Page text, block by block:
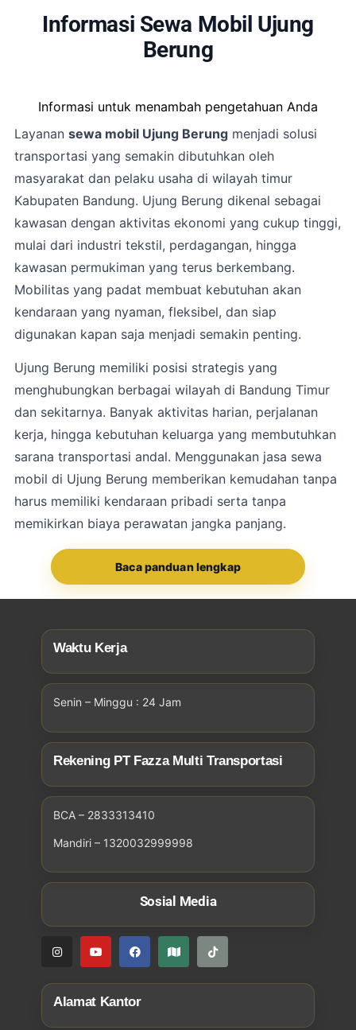
Informasi Sewa Mobil Ujung
Berung
Informasi untuk menambah pengetahuan Anda
Layanan sewa mobil Ujung Berung menjadi solusi
transportasi yang semakin dibutuhkan oleh
masyarakat dan pelaku usaha di wilayah timur
Kabupaten Bandung. Ujung Berung dikenal sebagai
kawasan dengan aktivitas ekonomi yang cukup tinggi,
mulai dari industri tekstil, perdagangan, hingga
kawasan permukiman yang terus berkembang.
Mobilitas yang padat membuat kebutuhan akan
kendaraan yang nyaman, fleksibel, dan siap
digunakan kapan saja menjadi semakin penting.
Ujung Berung memiliki posisi strategis yang
menghubungkan berbagai wilayah di Bandung Timur
dan sekitarnya. Banyak aktivitas harian, perjalanan
kerja, hingga kebutuhan keluarga yang membutuhkan
sarana transportasi andal. Menggunakan jasa sewa
mobil di Ujung Berung memberikan kemudahan tanpa
harus memiliki kendaraan pribadi serta tanpa
memikirkan biaya perawatan jangka panjang.
Baca panduan lengkap
Waktu Kerja
Senin – Minggu : 24 Jam
Rekening PT Fazza Multi Transportasi
BCA – 2833313410
Mandiri – 1320032999998
Sosial Media
Alamat Kantor